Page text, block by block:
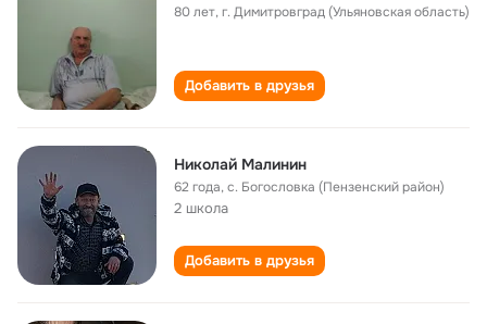
80 лет,г. Димитровград (Ульяновская область)
Добавить в друзья
Николай Малинин
62 года,с. Богословка (Пензенский район)
2 школа
Добавить в друзья